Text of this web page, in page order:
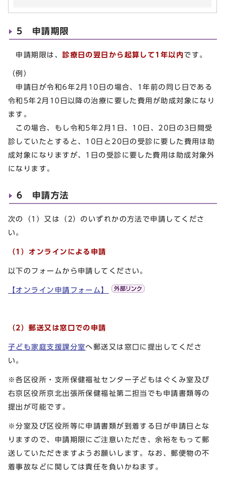
5 申請期限
申請期限は、診療日の翌日から起算して1年以内 です。
（例）
申請日が令和6年2月10日の場合、1年前の同じ日である
令和5年2月10日以降の治療に要した費用が助成対象になり
ます。
この場合、もし令和5年2月1日、10日、20日の3日間受
診していたとすると、10日と20日の受診に要した費用は助
成対象になりますが、1日の受診に要した費用は助成対象外
になります。
6 申請方法
次の（1）又は（2）のいずれかの方法で申請してくださ
い。
（1）オンラインによる申請
以下のフォームから申請してください。
【オンライン申請フォーム】
（2）郵送又は窓口での申請
子ども家庭支援課分室へ郵送又は窓口に提出してくださ
い。
※各区役所・支所保健福祉センター子どもはぐくみ室及び
右京区役所京北出張所保健福祉第二担当でも申請書類等の
提出が可能です。
※分室及び区役所等に申請書類が到着する日が申請日とな
りますので、申請期限にご注意いただき、余裕をもって郵
送していただきますようお願いします。なお、郵便物の不
着事故などに関しては責任を負いかねます。